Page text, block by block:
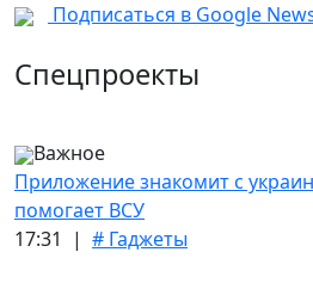
Подписаться в Google
Спецпроекты
Важное
Приложение знакомит с
помогает ВСУ
17:31 | # Гаджеты